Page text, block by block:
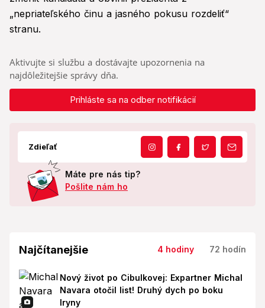
„nepriateľského činu a jasného pokusu rozdeliť“
stranu.
Aktivujte si službu a dostávajte upozornenia na
najdôležitejšie správy dňa.
Prihláste sa na odber notifikácií
Zdieľať
Máte pre nás tip?
Pošlite nám ho
Najčítanejšie 4 hodiny 72 hodín
Nový život po Cibulkovej: Expartner Michal
Navara otočil list! Druhý dych po boku
Iryny